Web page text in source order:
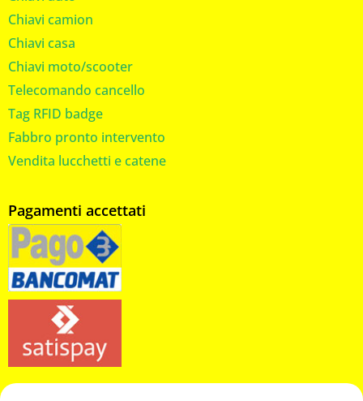
Chiavi camion
Chiavi casa
Chiavi moto/scooter
Telecomando cancello
Tag RFID badge
Fabbro pronto intervento
Vendita lucchetti e catene
Pagamenti accettati